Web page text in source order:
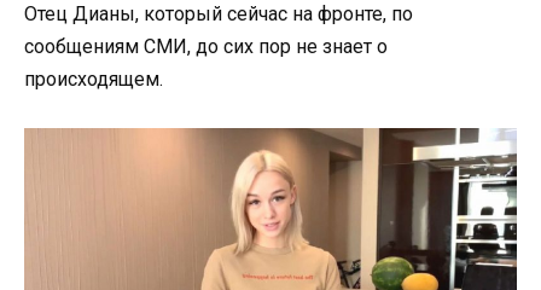
Отец Дианы, который сейчас на фронте, по
сообщениям СМИ, до сих пор не знает о
происходящем.